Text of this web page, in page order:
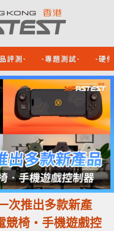
評測- -專題測試- -硬
次推出多款新產
椅‧手機遊戲控